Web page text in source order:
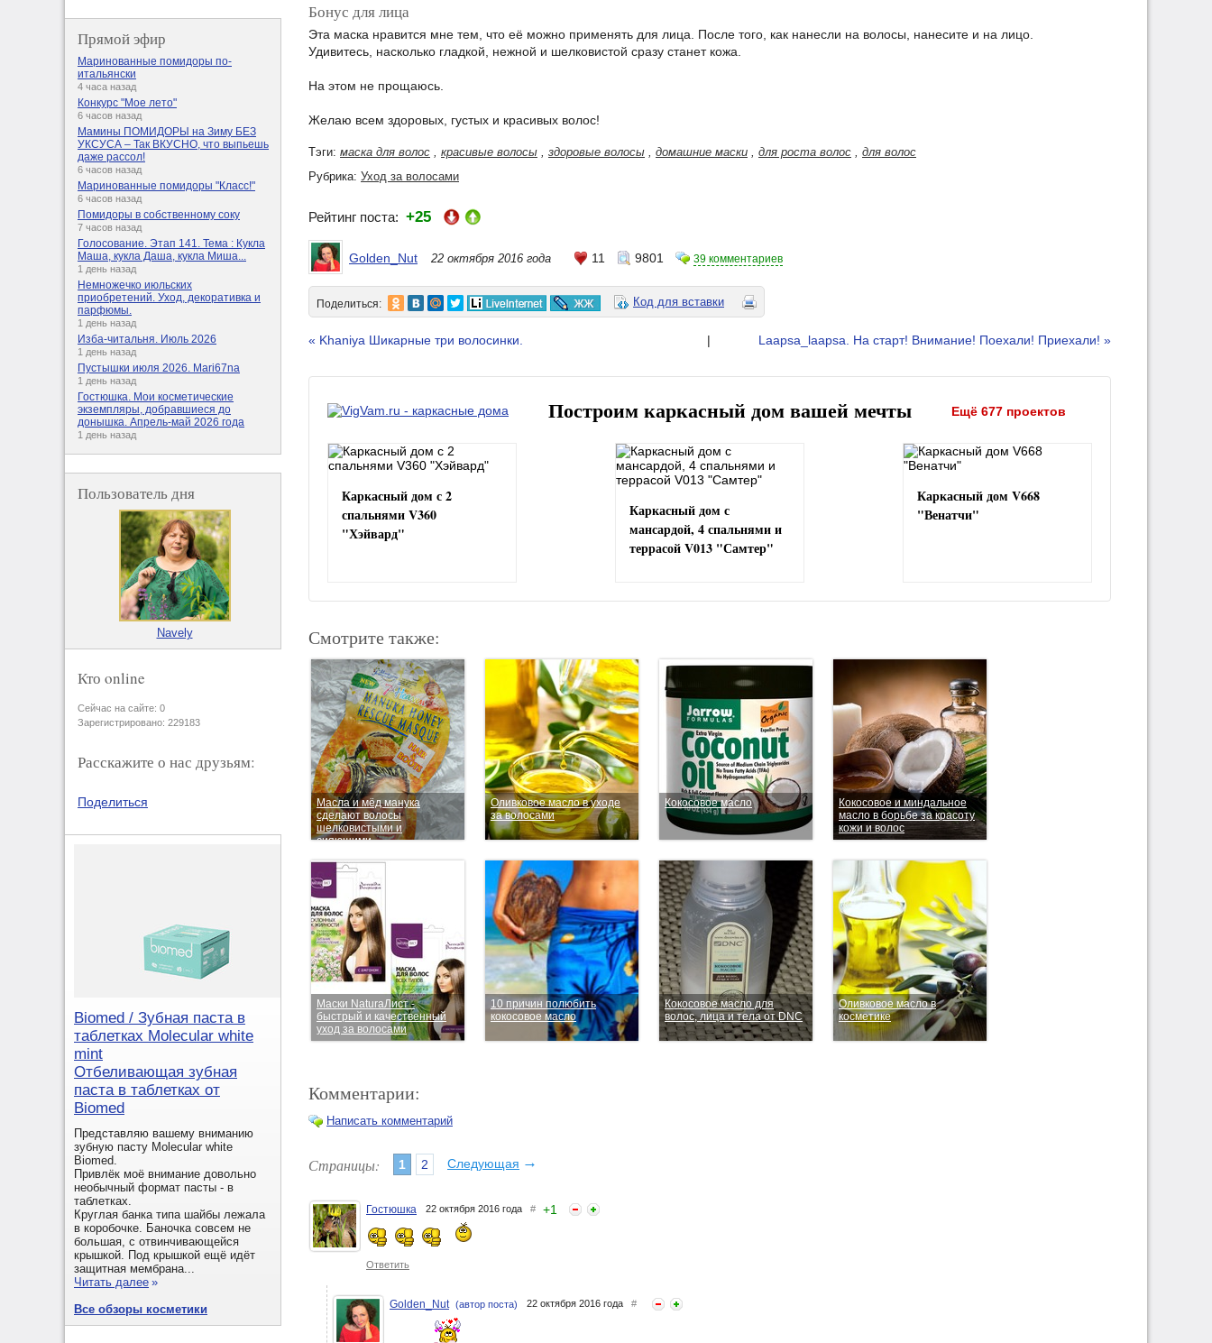
Бонус для лица
Эта маска нравится мне тем, что её можно применять для лица. После того, как нанесли на волосы, нанесите и на лицо.
Удивитесь, насколько гладкой, нежной и шелковистой сразу станет кожа.
На этом не прощаюсь.
Желаю всем здоровых, густых и красивых волос!
Тэги: маска для волос , красивые волосы , здоровые волосы , домашние маски , для роста волос , для волос
Рубрика: Уход за волосами
Рейтинг поста: +25
Golden_Nut 22 октября 2016 года 11 9801 39 комментариев
Поделиться: Код для вставки
« Khaniya Шикарные три волосинки. | Laapsa_laapsa. На старт! Внимание! Поехали! Приехали! »
Построим каркасный дом вашей мечты Ещё 677 проектов
Каркасный дом с 2
спальнями V360
"Хэйвард"
Каркасный дом с
мансардой, 4 спальнями и
террасой V013 "Самтер"
Каркасный дом V668
"Венатчи"
Смотрите также:
Масла и мёд манука
сделают волосы
шелковистыми и
сияющими
Оливковое масло в уходе
за волосами
Кокосовое масло
Кокосовое и миндальное
масло в борьбе за красоту
кожи и волос
Маски NaturaЛист -
быстрый и качественный
уход за волосами
10 причин полюбить
кокосовое масло
Кокосовое масло для
волос, лица и тела от DNC
Оливковое масло в
косметике
Комментарии:
Написать комментарий
Страницы: 1 2 Следующая →
Гостюшка 22 октября 2016 года # +1
Ответить
Golden_Nut (автор поста) 22 октября 2016 года #
Прямой эфир
Маринованные помидоры по-
итальянски
4 часа назад
Конкурс "Мое лето"
6 часов назад
Мамины ПОМИДОРЫ на Зиму БЕЗ
УКСУСА – Так ВКУСНО, что выпьешь
даже рассол!
6 часов назад
Маринованные помидоры "Класс!"
6 часов назад
Помидоры в собственному соку
7 часов назад
Голосование. Этап 141. Тема : Кукла
Маша, кукла Даша, кукла Миша...
1 день назад
Немножечко июльских
приобретений. Уход, декоративка и
парфюмы.
1 день назад
Изба-читальня. Июль 2026
1 день назад
Пустышки июля 2026. Mari67na
1 день назад
Гостюшка. Мои косметические
экземпляры, добравшиеся до
донышка. Апрель-май 2026 года
1 день назад
Пользователь дня
Navely
Кто online
Сейчас на сайте: 0
Зарегистрировано: 229183
Расскажите о нас друзьям:
Поделиться
Biomed / Зубная паста в
таблетках Molecular white
mint
Отбеливающая зубная
паста в таблетках от
Biomed
Представляю вашему вниманию
зубную пасту Molecular white
Biomed.
Привлёк моё внимание довольно
необычный формат пасты - в
таблетках.
Круглая банка типа шайбы лежала
в коробочке. Баночка совсем не
большая, с отвинчивающейся
крышкой. Под крышкой ещё идёт
защитная мембрана...
Читать далее »
Все обзоры косметики